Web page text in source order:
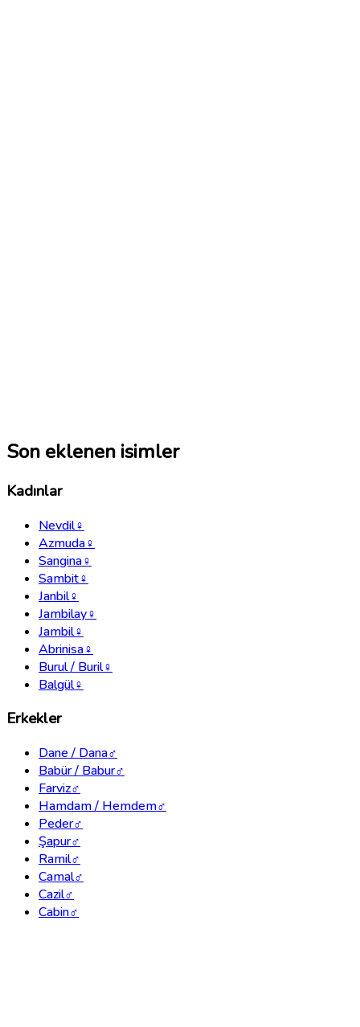
Son eklenen isimler
Kadınlar
Nevdil♀
Azmuda♀
Sangina♀
Sambit♀
Janbil♀
Jambilay♀
Jambil♀
Abrinisa♀
Burul / Buril♀
Balgül♀
Erkekler
Dane / Dana♂
Babür / Babur♂
Farviz♂
Hamdam / Hemdem♂
Peder♂
Şapur♂
Ramil♂
Camal♂
Cazil♂
Cabin♂